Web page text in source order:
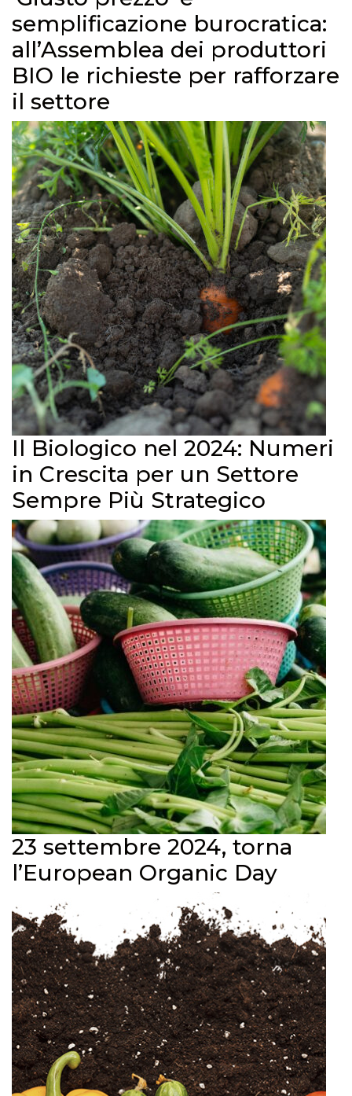
semplificazione burocratica:
all’Assemblea dei produttori
BIO le richieste per rafforzare
il settore
Il Biologico nel 2024: Numeri
in Crescita per un Settore
Sempre Più Strategico
23 settembre 2024, torna
l’European Organic Day